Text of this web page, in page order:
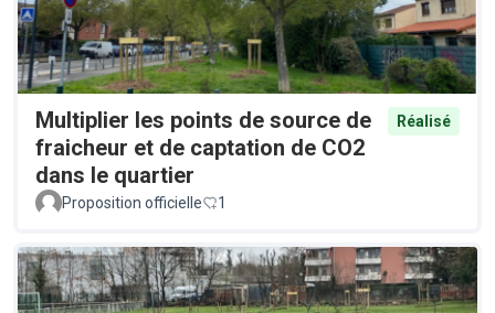
Multiplier les points de source de
fraicheur et de captation de CO2
dans le quartier
Réalisé
Proposition officielle 1